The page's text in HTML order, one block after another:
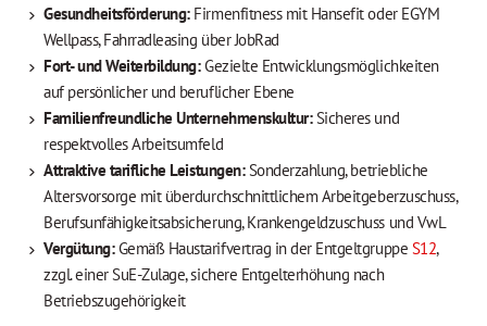
Gesundheitsförderung:Firmenfitness mit Hansefit oder EGYM
Wellpass, Fahrradleasing über JobRad
Fort- und Weiterbildung:Gezielte Entwicklungsmöglichkeiten
auf persönlicher und beruflicher Ebene
Familienfreundliche Unternehmenskultur:Sicheres und
respektvolles Arbeitsumfeld
Attraktive tarifliche Leistungen:Sonderzahlung, betriebliche
Altersvorsorge mit überdurchschnittlichem Arbeitgeberzuschuss,
Berufsunfähigkeitsabsicherung, Krankengeldzuschuss und VwL
Vergütung:Gemäß Haustarifvertrag in der Entgeltgruppe S12,
zzgl. einer SuE-Zulage, sichere Entgelterhöhung nach
Betriebszugehörigkeit